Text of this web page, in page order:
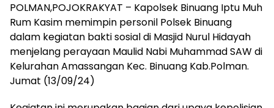
POLMAN,POJOKRAKYAT – Kapolsek Binuang Iptu Muh
Rum Kasim memimpin personil Polsek Binuang
dalam kegiatan bakti sosial di Masjid Nurul Hidayah
menjelang perayaan Maulid Nabi Muhammad SAW di
Kelurahan Amassangan Kec. Binuang Kab.Polman.
Jumat (13/09/24)